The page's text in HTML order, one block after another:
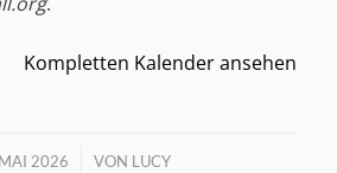
Kompletten Kalender ansehen
2026
/ VON LUCY